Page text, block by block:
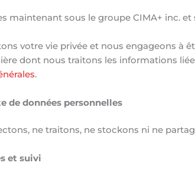
maintenant sous le groupe CIMA+ inc. et
votre vie privée et nous engageons à
dont nous traitons les informations
.
de données personnelles
ne traitons, ne stockons ni ne
et suivi